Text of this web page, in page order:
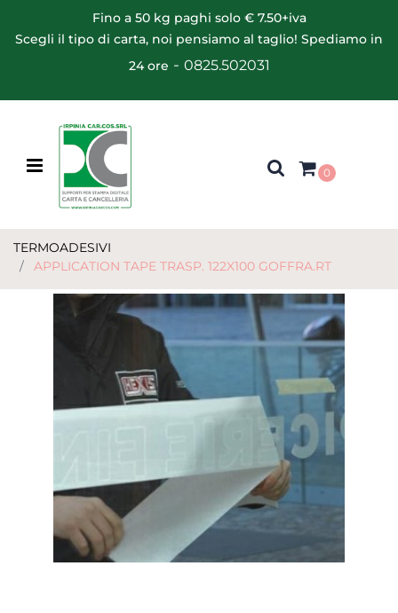
Fino a 50 kg paghi solo € 7.50+iva
Scegli il tipo di carta, noi pensiamo al taglio! Spediamo in
24 ore - 0825.502031
Open menu
0
TERMOADESIVI
APPLICATION TAPE TRASP. 122X100 GOFFRA.RT